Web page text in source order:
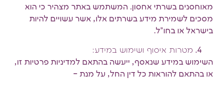
מאוחסנים בשרתי אחסון. המשתמש באתר מצהיר כי הוא
מסכים לשמירת מידע בשרתים אלו, אשר עשויים להיות
בישראל או בחו"ל.
מטרות איסוף ושימוש במידע:
השימוש במידע שנאסף, ייעשה בהתאם למדיניות פרטיות זו,
או בהתאם להוראות כל דין החל, על מנת –